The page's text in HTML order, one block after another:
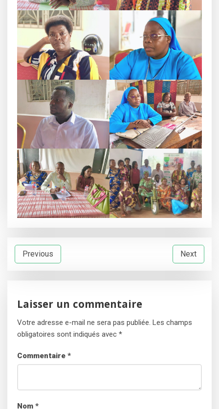
Navigation
de
l’article
Previous Next
Laisser un commentaire
Votre adresse e-mail ne sera pas publiée. Les champs
obligatoires sont indiqués avec *
Commentaire *
Nom *